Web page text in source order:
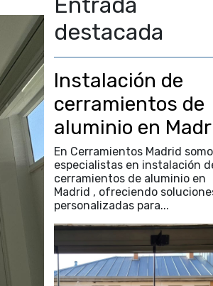
destacada
Instalación de
cerramientos de
aluminio en
En Cerramientos Madrid
especialistas en instalación
cerramientos de aluminio en
Madrid , ofreciendo
personalizadas para...